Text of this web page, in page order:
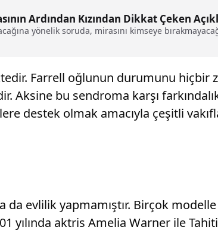
Ardından Kızından Dikkat Çeken
yönelik soruda, mirasını kimseye
Farrell oğlunun durumunu hiçbir
Aksine bu sendroma karşı
destek olmak amacıyla çeşitli
da evlilik yapmamıştır. Birçok
yılında aktris Amelia Warner ile